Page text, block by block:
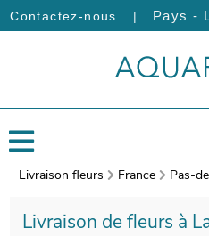
Contactez-nous | Pays -
Livraison fleurs France Pas-
Livraison de fleurs à